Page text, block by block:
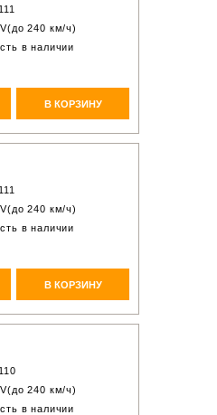
111
V(до 240 км/ч)
в наличии
В КОРЗИНУ
111
V(до 240 км/ч)
в наличии
В КОРЗИНУ
110
V(до 240 км/ч)
в наличии